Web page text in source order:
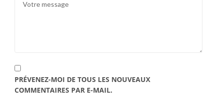
PRÉVENEZ-MOI DE TOUS LES NOUVEAUX
COMMENTAIRES PAR E-MAIL.